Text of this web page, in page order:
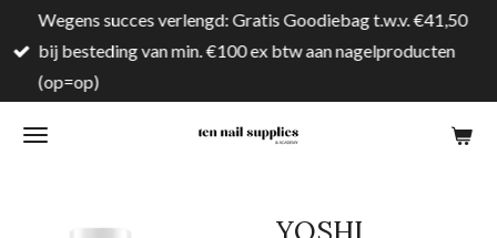
direct
naar
hoofdinhoud
Wegens succes verlengd: Gratis Goodiebag t.w.v. €41,50
bij besteding van min. €100 ex btw aan nagelproducten
(op=op)